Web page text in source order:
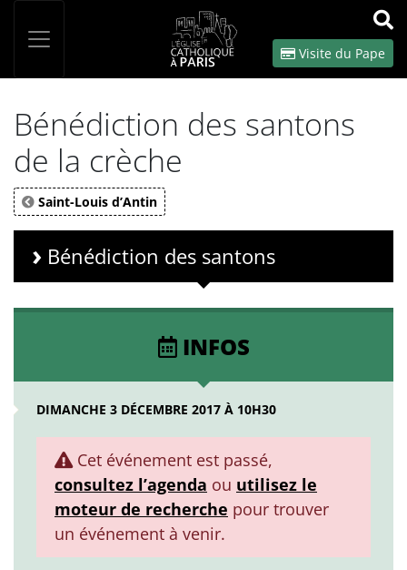
OK
Visite du Pape
Bénédiction des santons
de la crèche
Saint-Louis d’Antin
Bénédiction des santons
INFOS
DIMANCHE 3 DÉCEMBRE 2017 À 10H30
Cet événement est passé,
consultez l’agenda ou utilisez le
moteur de recherche pour trouver
un événement à venir.
Panneau de gestion des cookies